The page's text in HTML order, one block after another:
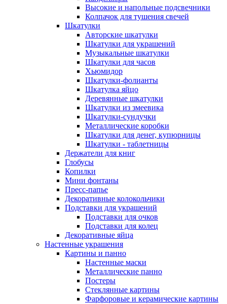
Высокие и напольные подсвечники
Колпачок для тушения свечей
Шкатулки
Авторские шкатулки
Шкатулки для украшений
Музыкальные шкатулки
Шкатулки для часов
Хьюмидор
Шкатулки-фолианты
Шкатулка яйцо
Деревянные шкатулки
Шкатулки из змеевика
Шкатулки-сундучки
Металлические коробки
Шкатулки для денег, купюрницы
Шкатулки - таблетницы
Держатели для книг
Глобусы
Копилки
Мини фонтаны
Пресс-папье
Декоративные колокольчики
Подставки для украшений
Подставки для очков
Подставки для колец
Декоративные яйца
Настенные украшения
Картины и панно
Настенные маски
Металлические панно
Постеры
Стеклянные картины
Фарфоровые и керамические картины